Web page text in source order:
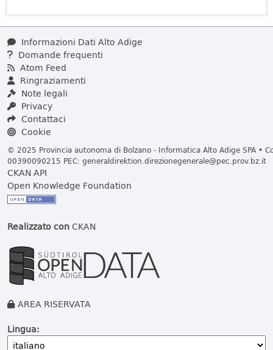
Informazioni Dati Alto Adige
Domande frequenti
Atom Feed
Ringraziamenti
Note legali
Privacy
Contattaci
Cookie
© 2025 Provincia autonoma di Bolzano - Informatica Alto Adige SPA •
00390090215 PEC: generaldirektion.direzionegenerale@pec.prov.bz.it
CKAN API
Open Knowledge Foundation
Realizzato conCKAN
AREA RISERVATA
Lingua